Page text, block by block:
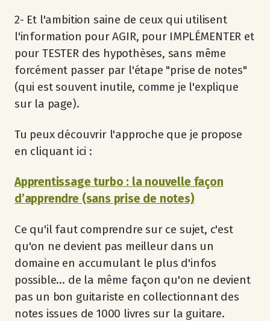
2- Et l'ambition saine de ceux qui utilisent
l'information pour AGIR, pour IMPLÉMENTER et
pour TESTER des hypothèses, sans même
forcément passer par l'étape "prise de notes"
(qui est souvent inutile, comme je l'explique
sur la page).
Tu peux découvrir l'approche que je propose
en cliquant ici :
Apprentissage turbo : la nouvelle façon
d’apprendre (sans prise de notes)
Ce qu'il faut comprendre sur ce sujet, c'est
qu'on ne devient pas meilleur dans un
domaine en accumulant le plus d'infos
possible... de la même façon qu'on ne devient
pas un bon guitariste en collectionnant des
notes issues de 1000 livres sur la guitare.